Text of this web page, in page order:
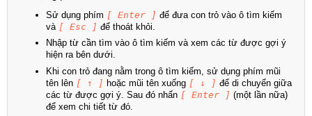
Sử dụng phím [ Enter ] để đưa con trỏ vào ô tìm kiếm
và [ Esc ] để thoát khỏi.
Nhập từ cần tìm vào ô tìm kiếm và xem các từ được gợi ý
hiện ra bên dưới.
Khi con trỏ đang nằm trong ô tìm kiếm, sử dụng phím mũi
tên lên [ ↑ ] hoặc mũi tên xuống [ ↓ ] để di chuyển giữa
các từ được gợi ý. Sau đó nhấn [ Enter ] (một lần nữa)
để xem chi tiết từ đó.